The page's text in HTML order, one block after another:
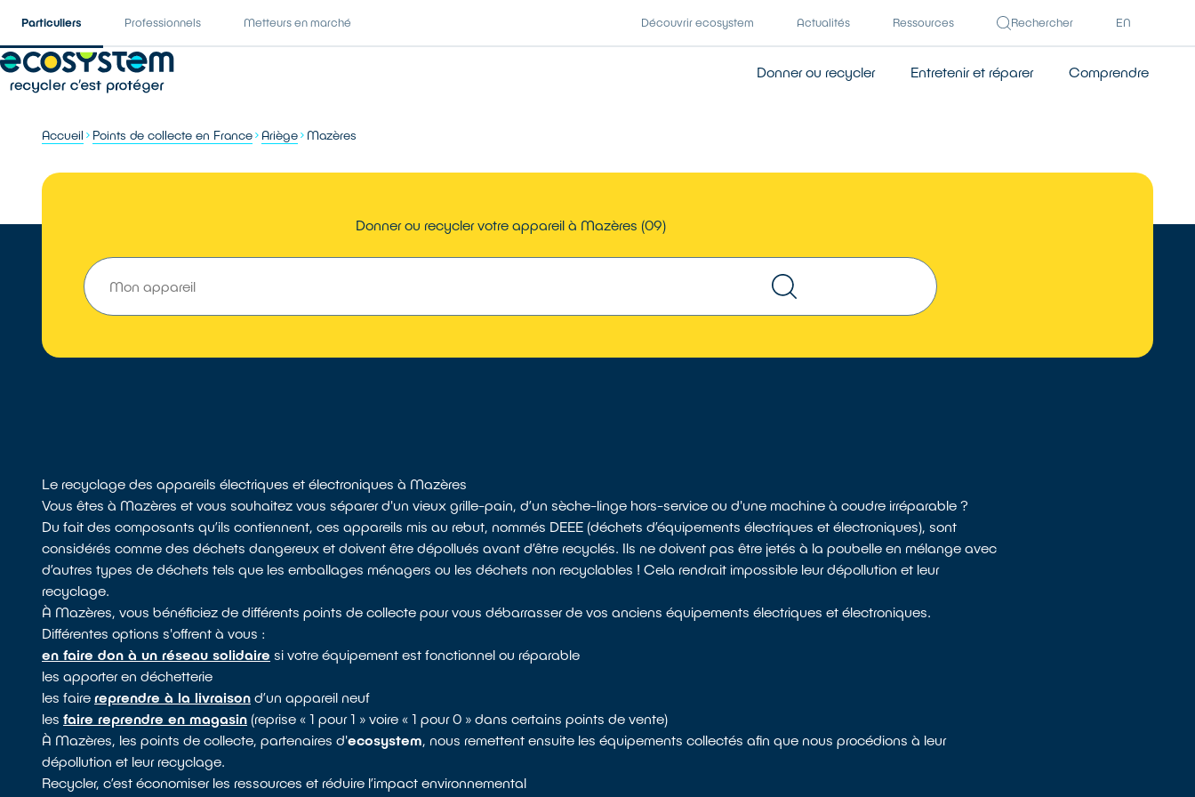
Particuliers Professionnels Metteurs en marché Découvrir ecosystem Actualités Ressources Rechercher EN
Donner ou recycler Entretenir et réparer Comprendre
Accueil Points de collecte en France Ariège Mazères
Donner ou recycler votre appareil à Mazères (09)
Le recyclage des appareils électriques et électroniques à Mazères
Vous êtes à Mazères et vous souhaitez vous séparer d'un vieux grille-pain, d’un sèche-linge hors-service ou d'une machine à coudre irréparable ?
Du fait des composants qu’ils contiennent, ces appareils mis au rebut, nommés DEEE (déchets d’équipements électriques et électroniques), sont
considérés comme des déchets dangereux et doivent être dépollués avant d’être recyclés. Ils ne doivent pas être jetés à la poubelle en mélange avec
d’autres types de déchets tels que les emballages ménagers ou les déchets non recyclables ! Cela rendrait impossible leur dépollution et leur
recyclage.
À Mazères, vous bénéficiez de différents points de collecte pour vous débarrasser de vos anciens équipements électriques et électroniques.
Différentes options s'offrent à vous :
en faire don à un réseau solidaire si votre équipement est fonctionnel ou réparable
les apporter en déchetterie
les fairereprendre à la livraison d’un appareil neuf
lesfaire reprendre en magasin (reprise « 1 pour 1 » voire « 1 pour 0 » dans certains points de vente)
À Mazères, les points de collecte, partenaires d'ecosystem, nous remettent ensuite les équipements collectés afin que nous procédions à leur
dépollution et leur recyclage.
Recycler, c’est économiser les ressources et réduire l’impact environnemental